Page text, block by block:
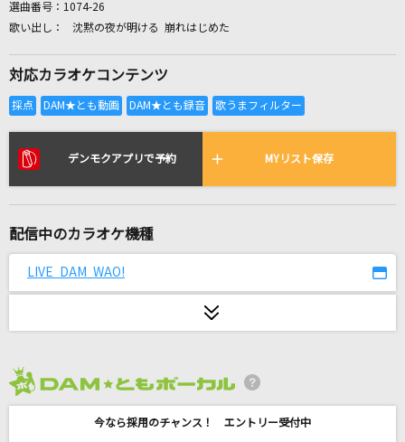
全国りれき
リアルタイムで歌われている曲の一覧
[生音]Make-up Shadow
コンプレックス・イマージュ
選曲番号： 1074-26
沈黙の夜が明ける 崩れはじめた
対応カラオケコンテンツ
デンモクアプリで予約 MYリスト保存
配信中のカラオケ機種
LIVE DAM WAO!
今なら採用のチャンス！ エントリー受付中